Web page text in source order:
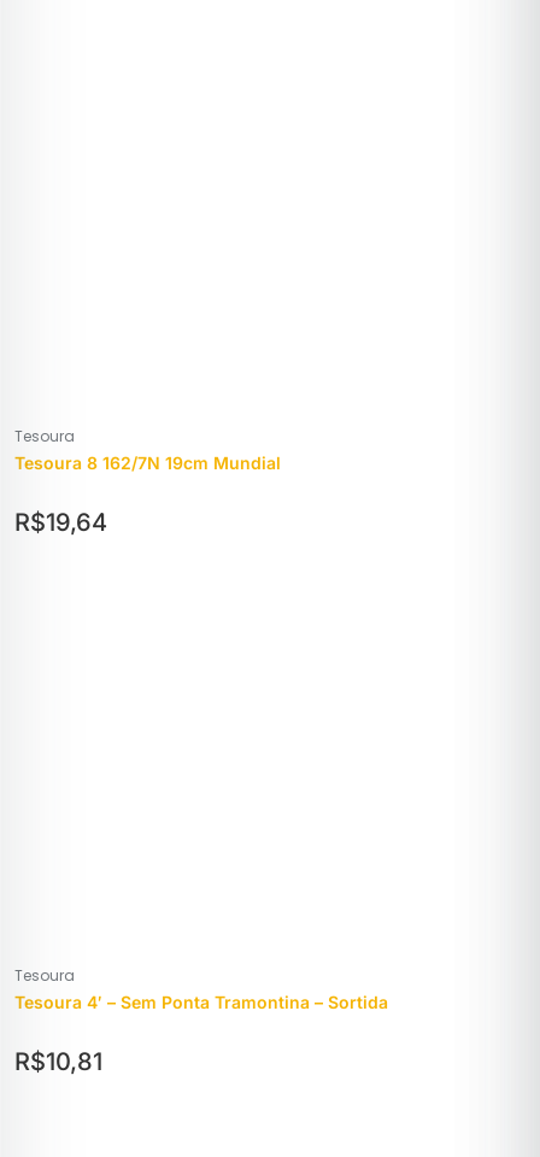
Tesoura
Tesoura 8 162/7N 19cm Mundial
R$19,64
Tesoura
Tesoura 4′ – Sem Ponta Tramontina – Sortida
R$10,81